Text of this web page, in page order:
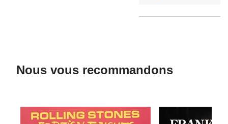
Nous vous recommandons